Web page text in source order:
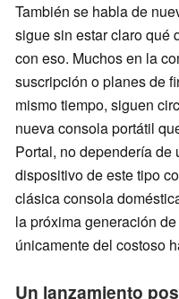
También se habla de
sigue sin estar claro qué
con eso. Muchos en la
suscripción o planes de
mismo tiempo, siguen
nueva consola portátil
Portal, no dependería
dispositivo de este tipo
clásica consola
la próxima generación
únicamente del costoso
Un lanzamiento